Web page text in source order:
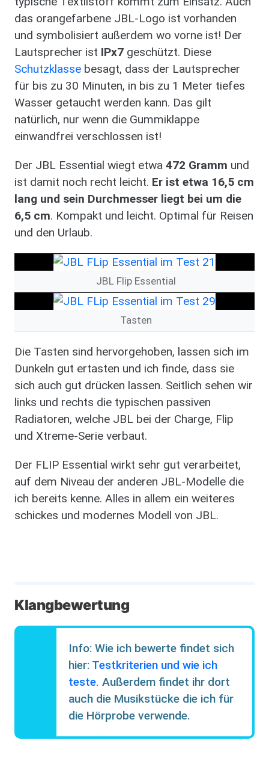
das orangefarbene JBL-Logo ist vorhanden
und symbolisiert außerdem wo vorne ist! Der
Lautsprecher ist IPx7 geschützt. Diese
Schutzklasse besagt, dass der Lautsprecher
für bis zu 30 Minuten, in bis zu 1 Meter tiefes
Wasser getaucht werden kann. Das gilt
natürlich, nur wenn die Gummiklappe
einwandfrei verschlossen ist!
Der JBL Essential wiegt etwa 472 Gramm und
ist damit noch recht leicht. Er ist etwa 16,5 cm
lang und sein Durchmesser liegt bei um die
6,5 cm. Kompakt und leicht. Optimal für Reisen
und den Urlaub.
JBL Flip Essential
Tasten
Die Tasten sind hervorgehoben, lassen sich im
Dunkeln gut ertasten und ich finde, dass sie
sich auch gut drücken lassen. Seitlich sehen wir
links und rechts die typischen passiven
Radiatoren, welche JBL bei der Charge, Flip
und Xtreme-Serie verbaut.
Der FLIP Essential wirkt sehr gut verarbeitet,
auf dem Niveau der anderen JBL-Modelle die
ich bereits kenne. Alles in allem ein weiteres
schickes und modernes Modell von JBL.
​Klangbewertung
Info: Wie ich bewerte findet sich
hier: Testkriterien und wie ich
teste. Außerdem findet ihr dort
auch die Musikstücke die ich für
die Hörprobe verwende.